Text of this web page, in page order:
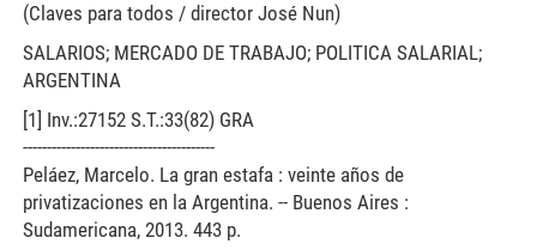
(Claves para todos / director José Nun)
SALARIOS; MERCADO DE TRABAJO; POLITICA SALARIAL;
ARGENTINA
[1] Inv.:27152 S.T.:33(82) GRA
----------------------------------------
Peláez, Marcelo. La gran estafa : veinte años de
privatizaciones en la Argentina. -- Buenos Aires :
Sudamericana, 2013. 443 p.